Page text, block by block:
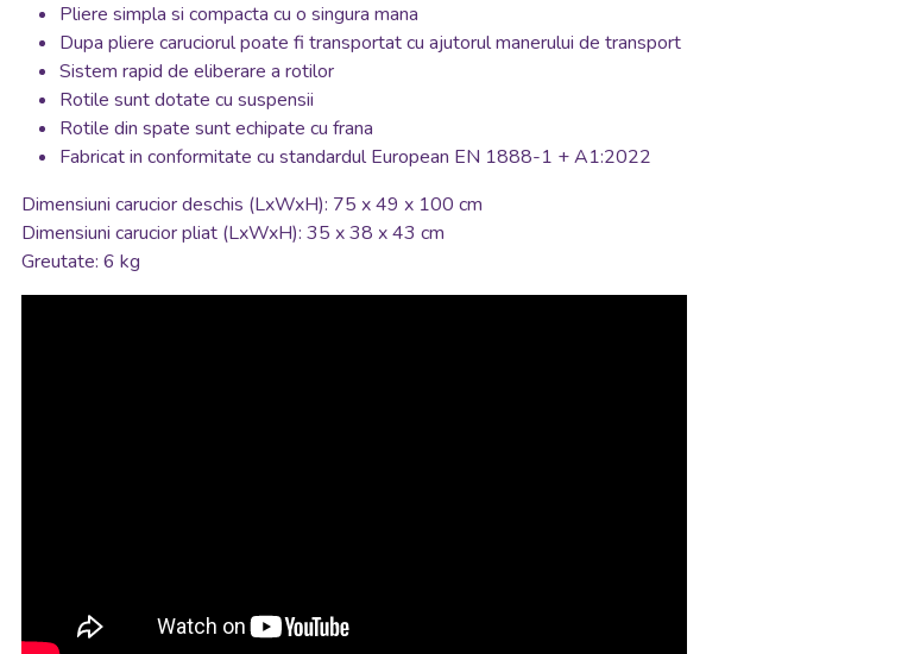
Pliere simpla si compacta cu o singura mana
Dupa pliere caruciorul poate fi transportat cu ajutorul manerului de transport
Sistem rapid de eliberare a rotilor
Rotile sunt dotate cu suspensii
Rotile din spate sunt echipate cu frana
Fabricat in conformitate cu standardul European EN 1888-1 + A1:2022
Dimensiuni carucior deschis (LxWxH): 75 x 49 x 100 cm
Dimensiuni carucior pliat (LxWxH): 35 x 38 x 43 cm
Greutate: 6 kg